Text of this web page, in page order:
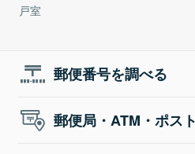
戸室
郵便番号を調べる
郵便局・ATM・ポス